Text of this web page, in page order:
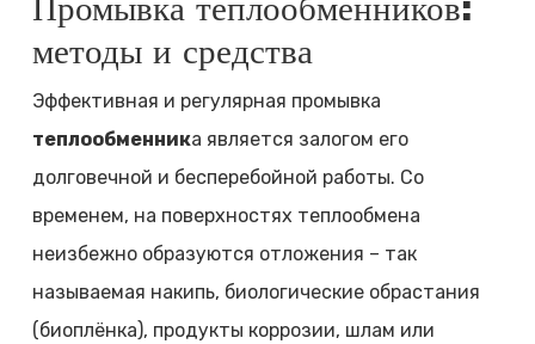
Промывка теплообменников:
методы и средства
Эффективная и регулярная промывка
теплообменника является залогом его
долговечной и бесперебойной работы. Со
временем, на поверхностях теплообмена
неизбежно образуются отложения – так
называемая накипь, биологические обрастания
(биоплёнка), продукты коррозии, шлам или